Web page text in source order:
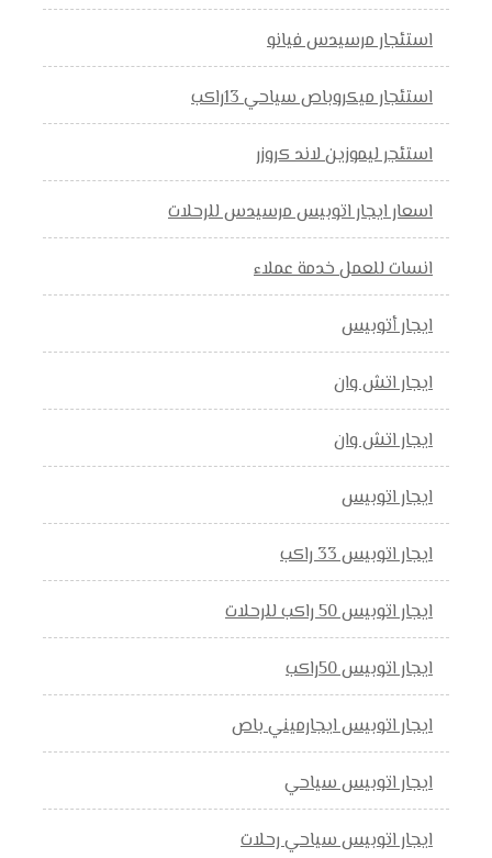
استئجار مرسيدس فيانو
استئجار ميكروباص سياحي 13راكب
استئجر ليموزين لاند كروزر
اسعار ايجار اتوبيس مرسيدس للرحلات
انسات للعمل خدمة عملاء
ايجار أتوبيس
ايجار اتش وان
ايجار اتش وان
ايجار اتوبيس
ايجار اتوبيس 33 راكب
ايجار اتوبيس 50 راكب للرحلات
ايجار اتوبيس 50راكب
ايجار اتوبيس ايجارميني باص
ايجار اتوبيس سياحي
ايجار اتوبيس سياحي رحلات